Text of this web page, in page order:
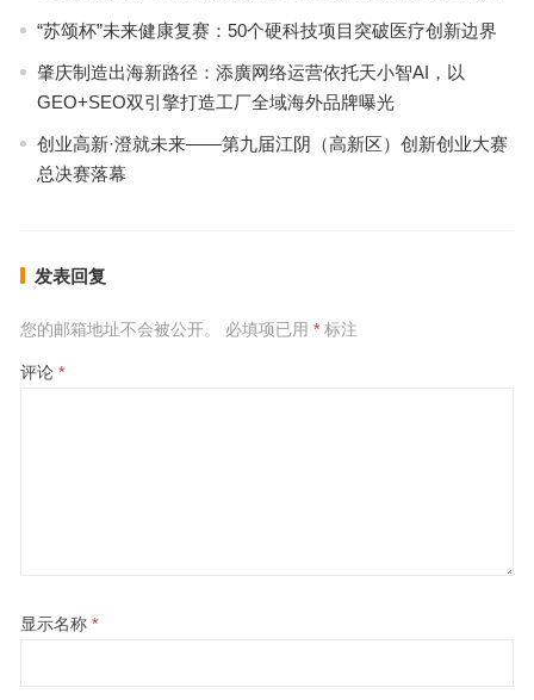
“苏颂杯”未来健康复赛：50个硬科技项目突破医疗创新边界
肇庆制造出海新路径：添廣网络运营依托天小智AI，以
GEO+SEO双引擎打造工厂全域海外品牌曝光
创业高新·澄就未来——第九届江阴（高新区）创新创业大赛
总决赛落幕
发表回复
您的邮箱地址不会被公开。 必填项已用 *标注
评论 *
显示名称 *